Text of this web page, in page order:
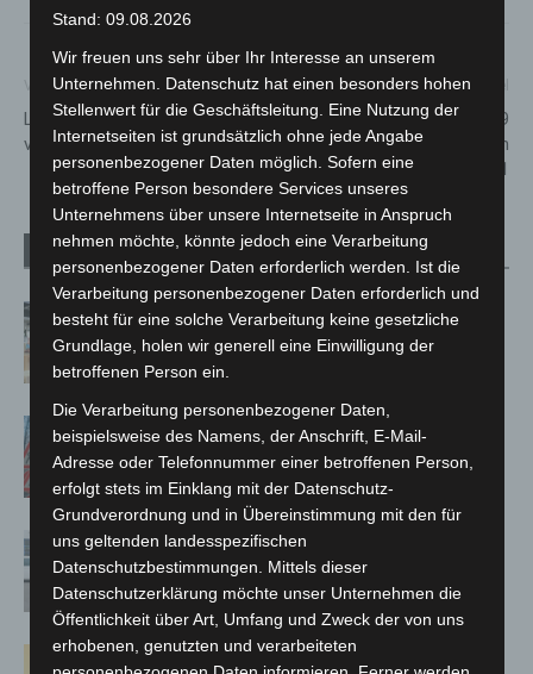
Vorheriger Artikel
Langenhagener Kitas bleiben
vorerst in der Notbetreuung
Nächster Artikel
Update zu den Covid-19
Neuinfektionen in der Region
Hannover – vom 26.04.2021
Verwandte Artikel Mehr vom Autor
Kunst trifft Weingenuss: Barbara-
Susann Mehring zeigt ihre Werke im
Jacques’ Wein-Depot Isernhagen
A2: Zweite Turbobaustelle startet
zwischen Hannover-West und
Bothfeld
Niedersachsen: Feuerwehrkräfte
kehren nach Waldbrandeinsatz aus
Spanien zurück
Hannover: Erste Tigermücken-
Stand: 09.08.2026
Wir freuen uns sehr über Ihr Interesse an unserem
Unternehmen. Datenschutz hat einen besonders hohen
Stellenwert für die Geschäftsleitung. Eine Nutzung der
Internetseiten ist grundsätzlich ohne jede Angabe
personenbezogener Daten möglich. Sofern eine
betroffene Person besondere Services unseres
Unternehmens über unsere Internetseite in Anspruch
nehmen möchte, könnte jedoch eine Verarbeitung
personenbezogener Daten erforderlich werden. Ist die
Verarbeitung personenbezogener Daten erforderlich und
besteht für eine solche Verarbeitung keine gesetzliche
Grundlage, holen wir generell eine Einwilligung der
betroffenen Person ein.
Die Verarbeitung personenbezogener Daten,
beispielsweise des Namens, der Anschrift, E-Mail-
Adresse oder Telefonnummer einer betroffenen Person,
erfolgt stets im Einklang mit der Datenschutz-
Grundverordnung und in Übereinstimmung mit den für
uns geltenden landesspezifischen
Datenschutzbestimmungen. Mittels dieser
Datenschutzerklärung möchte unser Unternehmen die
Öffentlichkeit über Art, Umfang und Zweck der von uns
erhobenen, genutzten und verarbeiteten